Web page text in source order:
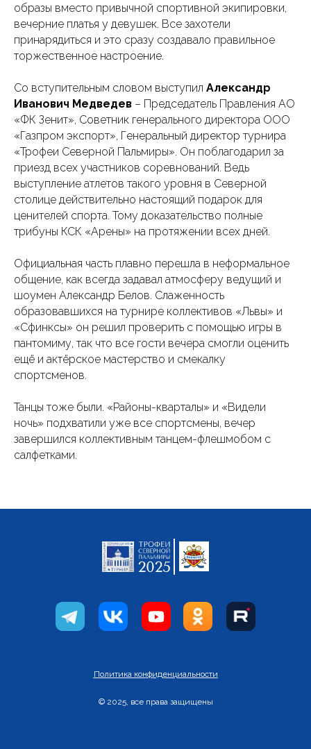
образы вместо привычной спортивной экипировки,
вечерние платья у девушек. Все захотели
принарядиться и это сразу создавало правильное
торжественное настроение.
Со вступительным словом выступил Александр
Иванович Медведев – Председатель Правления АО
«ФК Зенит», Советник генерального директора ООО
«Газпром экспорт», Генеральный директор турнира
«Трофеи Северной Пальмиры». Он поблагодарил за
приезд всех участников соревнований. Ведь
выступление атлетов такого уровня в Северной
столице действительно настоящий подарок для
ценителей спорта. Тому доказательство полные
трибуны КСК «Арены» на протяжении всех дней.
Официальная часть плавно перешла в неформальное
общение, как всегда задавал атмосферу ведущий и
шоумен Александр Белов. Слаженность
образовавшихся на турнире коллективов «Львы» и
«Сфинксы» он решил проверить с помощью игры в
пантомиму, так что все гости вечера смогли оценить
ещё и актёрское мастерство и смекалку
спортсменов.
Танцы тоже были. «Районы-кварталы» и «Видели
ночь» подхватили уже все спортсмены, вечер
завершился коллективным танцем-флешмобом с
салфетками.
Политика конфиденциальности
© 2025, все права защищены